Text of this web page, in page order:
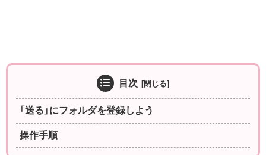
目次
「送る」にフォルダを登録しよう
操作手順